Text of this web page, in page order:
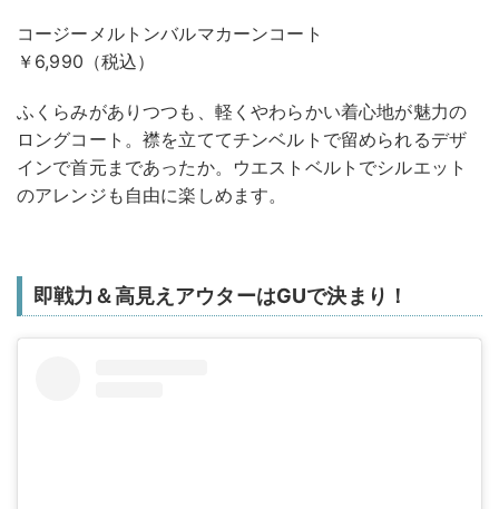
コージーメルトンバルマカーンコート
￥6,990（税込）
ふくらみがありつつも、軽くやわらかい着心地が魅力の
ロングコート。襟を立ててチンベルトで留められるデザ
インで首元まであったか。ウエストベルトでシルエット
のアレンジも自由に楽しめます。
即戦力＆高見えアウターはGUで決まり！